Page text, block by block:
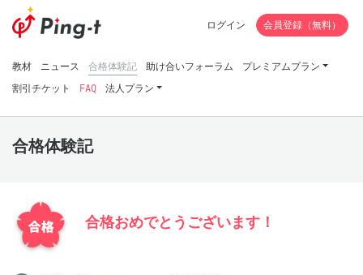
教材 ニュース 合格体験記 助け合いフォーラム
プレミアムプラン
割引チケット
FAQ 法人プラン
ログイン 会員登録（無料）
合格体験記
合格おめでとうございます！